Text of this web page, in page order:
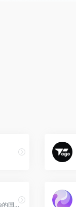
爱诗科技推出的AI视频生成平台，PixVerse的国内版